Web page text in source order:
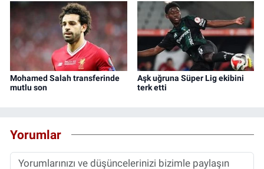
Mohamed Salah transferinde
mutlu son
Aşk uğruna Süper Lig ekibini
terk etti
Yorumlar